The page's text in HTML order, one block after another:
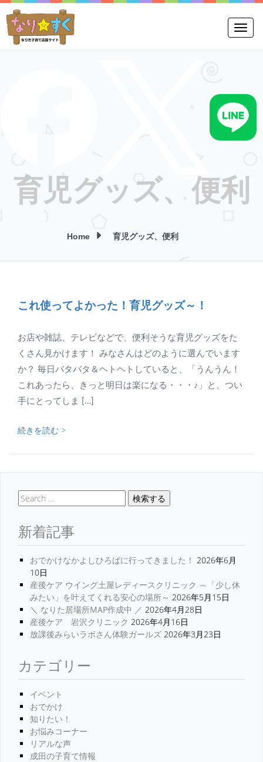
育児グッズ、便利
Home 育児グッズ、便利
これ使ってよかった！育児グッズ～！
お店や雑誌、テレビなどで、便利そうな育児グッズをた
くさん見かけます！ みなさんはどのように選んでいます
か？ 毎日バタバタ＆ヘトヘトしていると、「うんうん！
これあったら、きっと明日は楽になる・・・♪」と、つい
手にとってしま […]
続きを読む >
検索する
新着記事
おでかけなかよしひろばに行ってきました！ 2026年6月
10日
産後ケア ウイング土屋レディースクリニック ～「少し休
みたい」を叶えてくれる安心の場所～ 2026年5月15日
＼ なりた居場所MAP作成中 ／ 2026年4月28日
産後ケア 岩沢クリニック 2026年4月16日
放課後みらいラボさん体験ガールズ 2026年3月23日
カテゴリー
イベント
おでかけ
知りたい！
お悩みコーナー
リアルな声
成田の子育て情報